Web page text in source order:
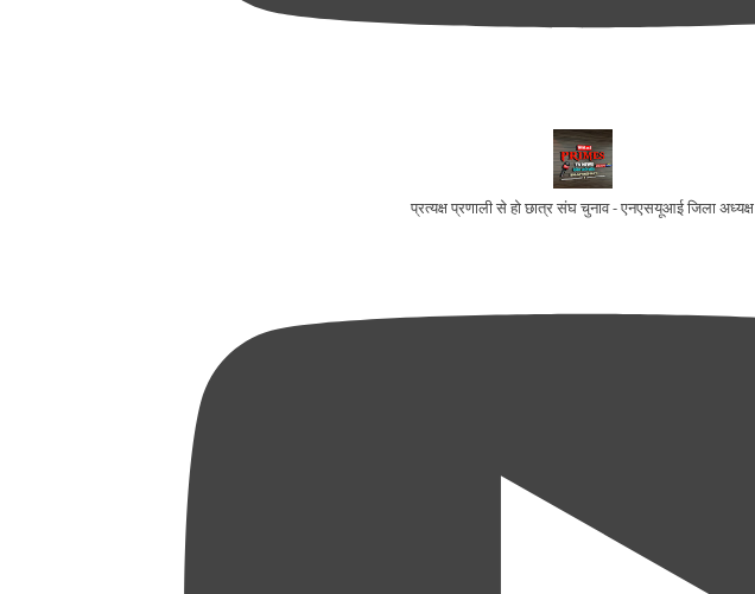
प्रत्यक्ष प्रणाली से हो छात्र संघ चुनाव - एनएसयूआई जिला अध्यक्ष